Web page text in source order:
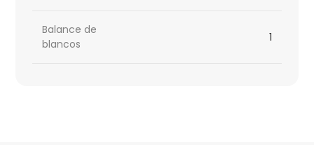
Balance de
blancos
1